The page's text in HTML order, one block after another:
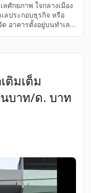
ศักยภาพ ใจกลางเมือง
ลประกอบธุรกิจ หรือ
อาคารตั้งอยู่บนทำเลที่
•
บาล-กองพล 10) ราย
2 ห้องน้ำ • พื้นที่ 38.9
พดี พร้อมสำหรับการ
ลินิก สถานที่สำคัญใกล้
าลร้อยเอ็ด: 1.2 กม.
ยาลัย: 1.0 กม.
ร์คเมืองร้อยเอ็ด): […]
ติมเต็ม
บาท/ด. บาท